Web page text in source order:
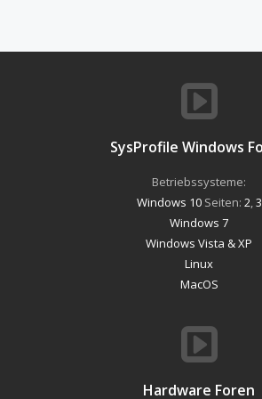
SysProfile Windows
Betriebssysteme:
Windows 10Seiten: 2 3
Windows 7
Windows Vista & XP
Linux
MacOS
Hardware Foren